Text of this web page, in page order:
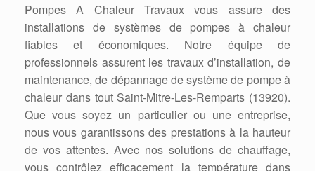
Pompes A Chaleur Travaux vous assure des
installations de systèmes de pompes à chaleur
fiables et économiques. Notre équipe de
professionnels assurent les travaux d’installation, de
maintenance, de dépannage de système de pompe à
chaleur dans tout Saint-Mitre-Les-Remparts (13920).
Que vous soyez un particulier ou une entreprise,
nous vous garantissons des prestations à la hauteur
de vos attentes. Avec nos solutions de chauffage,
vous contrôlez efficacement la température dans